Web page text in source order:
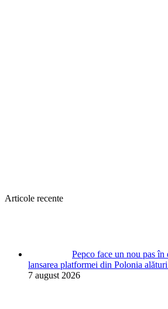
Articole recente
Pepco face un nou pas în
lansarea platformei din Polonia
7 august 2026